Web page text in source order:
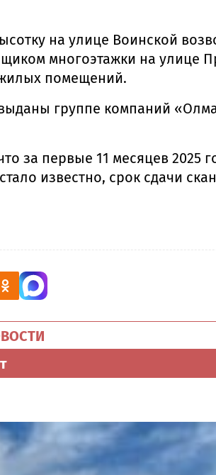
на улице Воинской
многоэтажки на улице
жилых помещений.
группе компаний
за первые 11 месяцев 2025
известно, срок сдачи